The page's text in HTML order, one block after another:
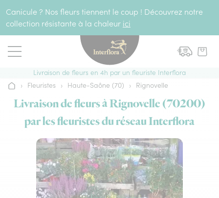
Canicule ? Nos fleurs tiennent le coup ! Découvrez notre
collection résistante à la chaleur ici
Livraison de fleurs en 4h par un fleuriste Interflora
Accueil
› Fleuristes › Haute-Saône (70) › Rignovelle
Livraison de fleurs à Rignovelle (70200)
par les fleuristes du réseau Interflora